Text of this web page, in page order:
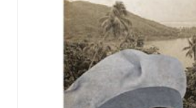
être
choisies
sur
page